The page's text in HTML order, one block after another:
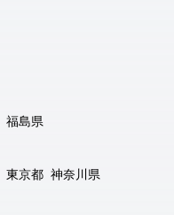
福島県
東京都 神奈川県